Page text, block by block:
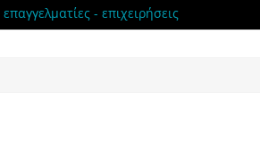
- επιχειρήσεις